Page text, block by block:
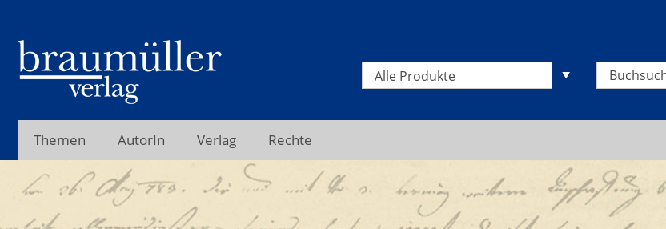
Alle Produkte
Themen AutorIn Verlag Rechte